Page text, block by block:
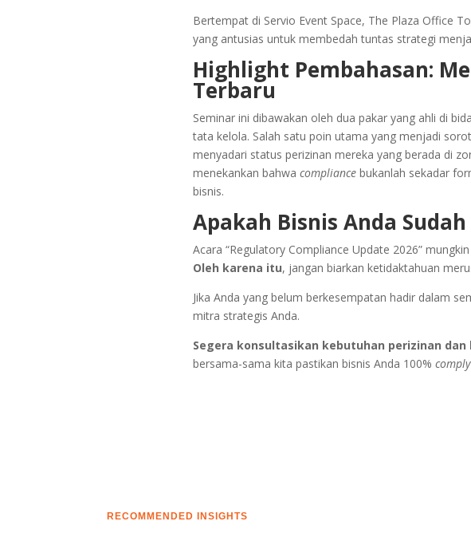
Bertempat di Servio Event Space, The Plaza Office
yang antusias untuk membedah tuntas strategi
Highlight Pembahasan:
Terbaru
Seminar ini dibawakan oleh dua pakar yang ahli di
tata kelola. Salah satu poin utama yang menjadi
menyadari status perizinan mereka yang berada di
menekankan bahwa compliancebukanlah sekadar
bisnis.
Apakah Bisnis Anda Sudah
Acara “Regulatory Compliance Update 2026”
Oleh karena itu, jangan biarkan ketidaktahuan
Jika Anda yang belum berkesempatan hadir dalam
mitra strategis Anda.
Segera konsultasikan kebutuhan perizinan
bersama-sama kita pastikan bisnis Anda 100% comply
RECOMMENDED INSIGHTS